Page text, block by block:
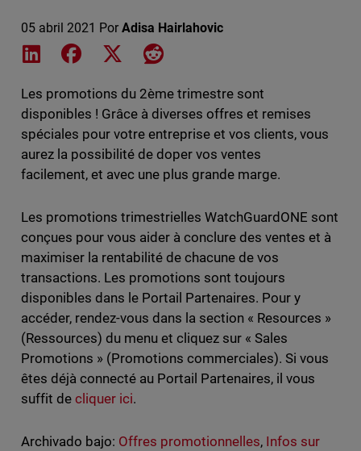
05 abril 2021 Por Adisa Hairlahovic
Share on LinkedIn
Share on Facebook
Share on XShare on Reddit
Les promotions du 2ème trimestre sont
disponibles ! Grâce à diverses offres et remises
spéciales pour votre entreprise et vos clients, vous
aurez la possibilité de doper vos ventes
facilement, et avec une plus grande marge.
Les promotions trimestrielles WatchGuardONE sont
conçues pour vous aider à conclure des ventes et à
maximiser la rentabilité de chacune de vos
transactions. Les promotions sont toujours
disponibles dans le Portail Partenaires. Pour y
accéder, rendez-vous dans la section « Resources »
(Ressources) du menu et cliquez sur « Sales
Promotions » (Promotions commerciales). Si vous
êtes déjà connecté au Portail Partenaires, il vous
suffit de cliquer ici.
Archivado bajo: Offres promotionnelles, Infos sur